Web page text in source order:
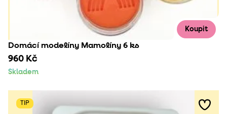
Koupit
Domácí modelíny Mamolíny 6 ks
960 Kč
Skladem
TIP